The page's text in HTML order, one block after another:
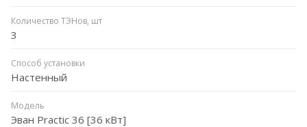
Количество ТЭНов, шт
3
Способ установки
Настенный
Модель
Эван Practic 36 [36 кВт]